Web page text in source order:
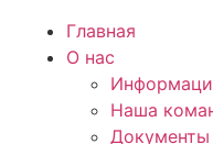
Главная
О нас
Наша